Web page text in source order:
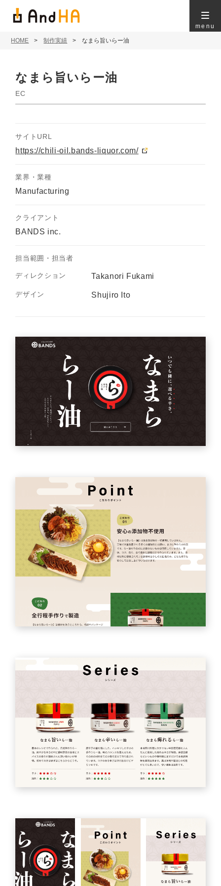
menu
HOME 制作実績 なまら旨いらー油
なまら旨いらー油
EC
サイトURL
https://chili-oil.bands-liquor.com/
業界・業種
Manufacturing
クライアント
BANDS inc.
担当範囲・担当者
ディレクション Takanori Fukami
デザイン Shujiro Ito